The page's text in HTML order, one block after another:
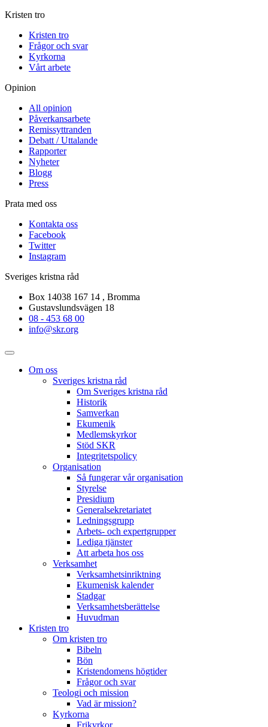
Kristen tro
Kristen tro
Frågor och svar
Kyrkorna
Vårt arbete
Opinion
All opinion
Påverkansarbete
Remissyttranden
Debatt / Uttalande
Rapporter
Nyheter
Blogg
Press
Prata med oss
Kontakta oss
Facebook
Twitter
Instagram
Sveriges kristna råd
Box 14038 167 14 , Bromma
Gustavslundsvägen 18
08 - 453 68 00
info@skr.org
Om oss
Sveriges kristna råd
Om Sveriges kristna råd
Historik
Samverkan
Ekumenik
Medlemskyrkor
Stöd SKR
Integritetspolicy
Organisation
Så fungerar vår organisation
Styrelse
Presidium
Generalsekretariatet
Ledningsgrupp
Arbets- och expertgrupper
Lediga tjänster
Att arbeta hos oss
Verksamhet
Verksamhetsinriktning
Ekumenisk kalender
Stadgar
Verksamhetsberättelse
Huvudman
Kristen tro
Om kristen tro
Bibeln
Bön
Kristendomens högtider
Frågor och svar
Teologi och mission
Vad är mission?
Kyrkorna
Frikyrkor